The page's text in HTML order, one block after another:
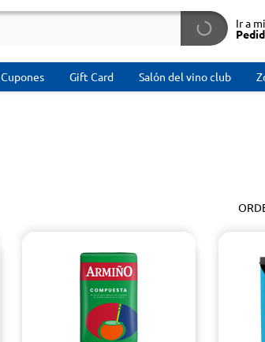
Ir a
Cupones Gift Card Salón del vino club